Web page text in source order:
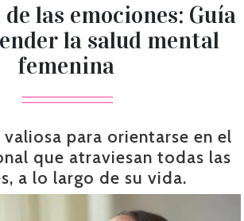
las emociones: Guía
la salud mental
femenina
para orientarse en el
que atraviesan todas las
a lo largo de su vida.